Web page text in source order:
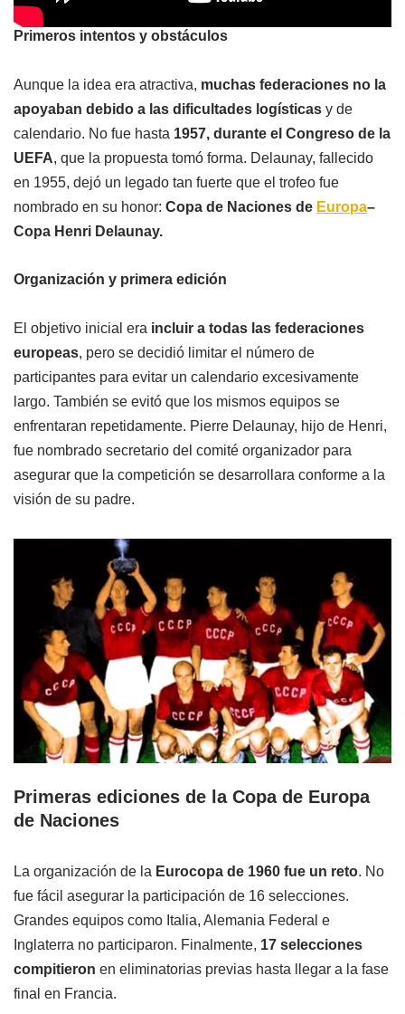
Primeros intentos y obstáculos
Aunque la idea era atractiva, muchas federaciones no la
apoyaban debido a las dificultades logísticas y de
calendario. No fue hasta 1957, durante el Congreso de la
UEFA, que la propuesta tomó forma. Delaunay, fallecido
en 1955, dejó un legado tan fuerte que el trofeo fue
nombrado en su honor: Copa de Naciones de Europa–
Copa Henri Delaunay.
Organización y primera edición
El objetivo inicial era incluir a todas las federaciones
europeas, pero se decidió limitar el número de
participantes para evitar un calendario excesivamente
largo. También se evitó que los mismos equipos se
enfrentaran repetidamente. Pierre Delaunay, hijo de Henri,
fue nombrado secretario del comité organizador para
asegurar que la competición se desarrollara conforme a la
visión de su padre.
Primeras ediciones de la Copa de Europa
de Naciones
La organización de la Eurocopa de 1960 fue un reto. No
fue fácil asegurar la participación de 16 selecciones.
Grandes equipos como Italia, Alemania Federal e
Inglaterra no participaron. Finalmente, 17 selecciones
compitieron en eliminatorias previas hasta llegar a la fase
final en Francia.